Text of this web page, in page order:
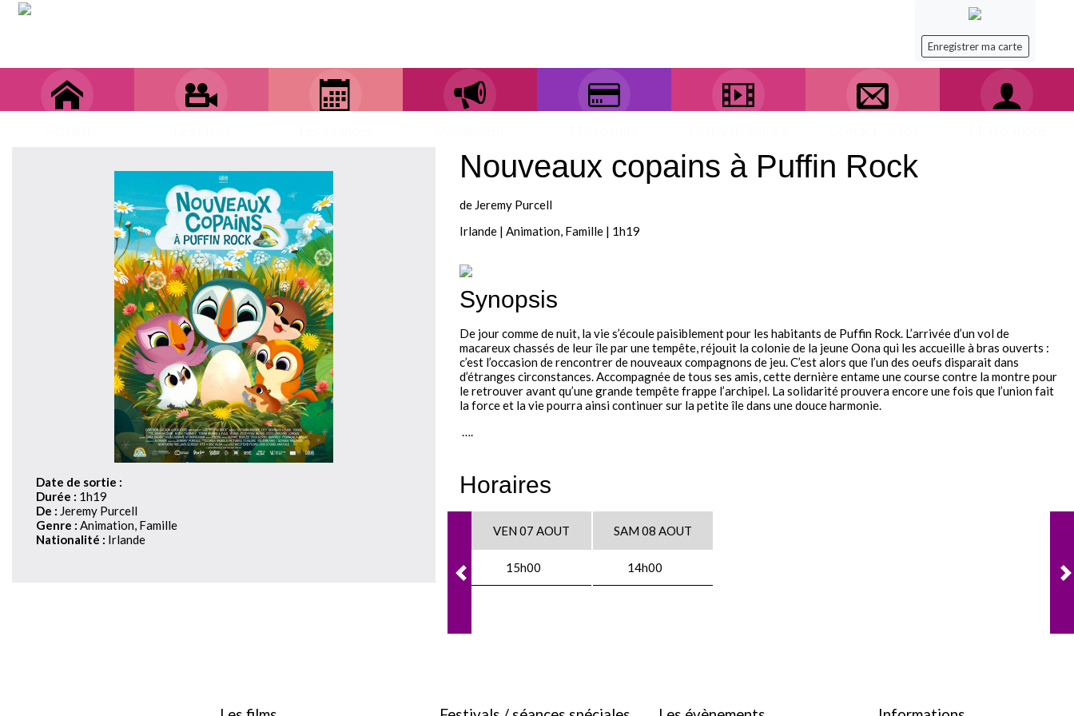
Enregistrer ma carte
Date de sortie :
Durée : 1h19
De : Jeremy Purcell
Genre : Animation, Famille
Nationalité : Irlande
Nouveaux copains à Puffin Rock
de Jeremy Purcell
Irlande | Animation, Famille | 1h19
Synopsis
De jour comme de nuit, la vie s’écoule paisiblement pour les habitants de Puffin Rock. L’arrivée d’un vol de
macareux chassés de leur île par une tempête, réjouit la colonie de la jeune Oona qui les accueille à bras ouverts :
c’est l’occasion de rencontrer de nouveaux compagnons de jeu. C’est alors que l’un des oeufs disparait dans
d’étranges circonstances. Accompagnée de tous ses amis, cette dernière entame une course contre la montre pour
le retrouver avant qu’une grande tempête frappe l’archipel. La solidarité prouvera encore une fois que l’union fait
la force et la vie pourra ainsi continuer sur la petite île dans une douce harmonie.
….
Horaires
VEN 07 AOUT
15h00
SAM 08 AOUT
14h00